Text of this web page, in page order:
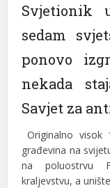
Svjetionik
sedam
ponovo
nekada
Savjet za
Originalno visok
građevina na
na poluostrvu
kraljevstvu, a